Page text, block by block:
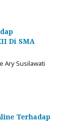
Di SMA
Ary Susilawati
Terhadap